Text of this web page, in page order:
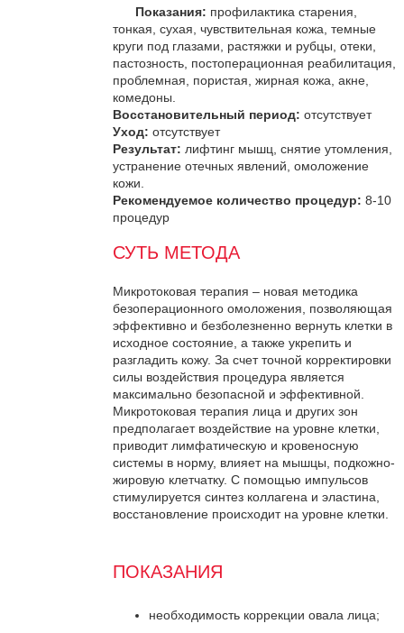
Показания: профилактика старения,
тонкая, сухая, чувствительная кожа, темные
круги под глазами, растяжки и рубцы, отеки,
пастозность, постоперационная реабилитация,
проблемная, пористая, жирная кожа, акне,
комедоны.
Восстановительный период: отсутствует
Уход:отсутствует
Результат: лифтинг мышц, снятие утомления,
устранение отечных явлений, омоложение
кожи.
Рекомендуемое количество процедур: 8-10
процедур
СУТЬ МЕТОДА
Микротоковая терапия – новая методика
безоперационного омоложения, позволяющая
эффективно и безболезненно вернуть клетки в
исходное состояние, а также укрепить и
разгладить кожу. За счет точной корректировки
силы воздействия процедура является
максимально безопасной и эффективной.
Микротоковая терапия лица и других зон
предполагает воздействие на уровне клетки,
приводит лимфатическую и кровеносную
системы в норму, влияет на мышцы, подкожно-
жировую клетчатку. С помощью импульсов
стимулируется синтез коллагена и эластина,
восстановление происходит на уровне клетки.
ПОКАЗАНИЯ
необходимость коррекции овала лица;